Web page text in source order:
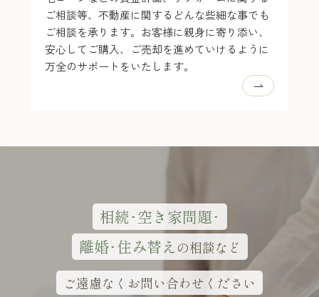
ご相談等、不動産に関するどんな些細な事でも
ご相談を承ります。お客様に親身に寄り添い、
安心してご購入、ご売却を進めていけるように
万全のサポートをいたします。
相続･空き家問題･
離婚･住み替えの相談など
ご遠慮なくお問い合わせください